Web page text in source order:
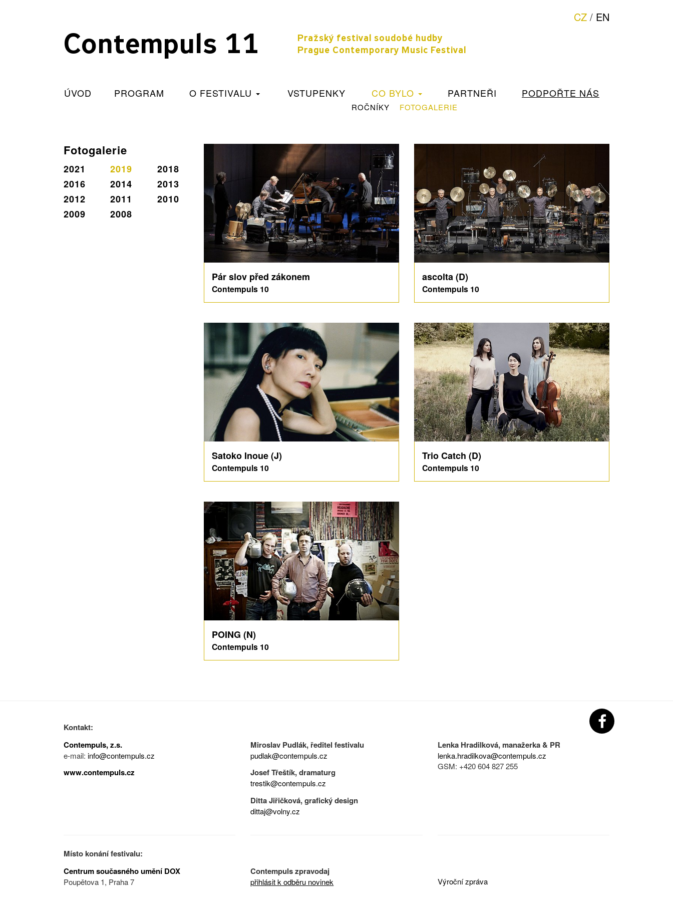
CZ / EN
Contempuls 11
Pražský festival soudobé hudby
Prague Contemporary Music Festival
ÚVOD PROGRAM O FESTIVALU VSTUPENKY CO BYLO
ROČNÍKY FOTOGALERIE
PARTNEŘI PODPOŘTE NÁS
Fotogalerie
2021 2019
2018
2016
2014
2013
2012
2011
2010
2009
2008
Pár slov před zákonem
Contempuls 10
ascolta (D)
Contempuls 10
Satoko Inoue (J)
Contempuls 10
Trio Catch (D)
Contempuls 10
POING (N)
Contempuls 10
Kontakt:
Contempuls, z.s.
e-mail: info@contempuls.cz
www.contempuls.cz
Miroslav Pudlák, ředitel festivalu
pudlak@contempuls.cz
Josef Třeštík, dramaturg
trestik@contempuls.cz
Ditta Jiřičková, grafický design
dittaj@volny.cz
Lenka Hradilková, manažerka & PR
lenka.hradilkova@contempuls.cz
GSM: +420 604 827 255
Místo konání festivalu:
Centrum současného umění DOX
Poupětova 1, Praha 7
Contempuls zpravodaj
přihlásit k odběru novinek Výroční zpráva